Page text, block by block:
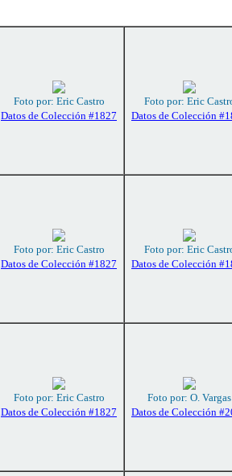
Foto por: Eric Castro
Datos de Colección #1827
Foto por: Eric
Datos de Colección
Foto por: Eric Castro
Datos de Colección #1827
Foto por: Eric
Datos de Colección
Foto por: Eric Castro
Datos de Colección #1827
Foto por: O. Vargas
Datos de Colección